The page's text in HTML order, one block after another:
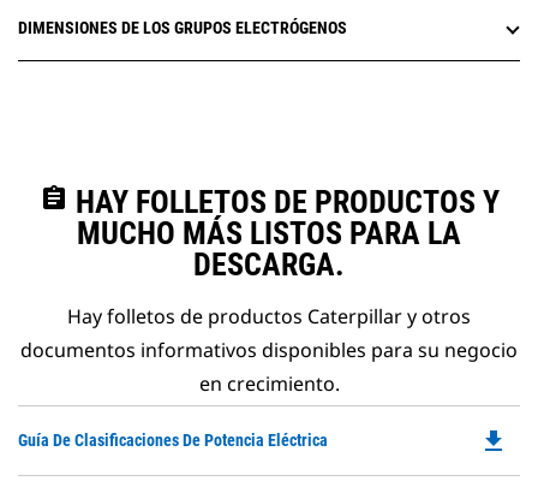
DIMENSIONES DE LOS GRUPOS ELECTRÓGENOS
assignment HAY FOLLETOS DE PRODUCTOS Y
MUCHO MÁS LISTOS PARA LA
DESCARGA.
Hay folletos de productos Caterpillar y otros
documentos informativos disponibles para su negocio
en crecimiento.
Guía De Clasificaciones De Potencia Eléctrica file_download